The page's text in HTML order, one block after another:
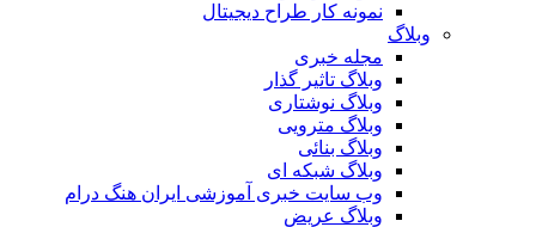
نمونه کار طراح دیجیتال
وبلاگ
مجله خبری
وبلاگ تاثیر گذار
وبلاگ نوشتاری
وبلاگ مترویی
وبلاگ بنائی
وبلاگ شبکه ای
وب سایت خبری آموزشی ایران هنگ درام
وبلاگ عریض